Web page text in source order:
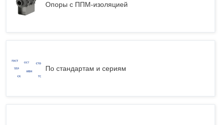
Опоры с ППМ-изоляцией
По стандартам и сериям